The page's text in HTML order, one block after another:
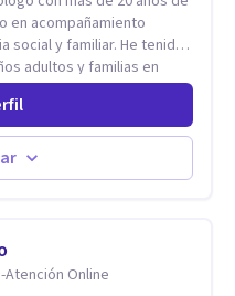
en acompañamiento
social y familiar. He tenido
adultos y familias en
un una variedad de
En la
presencial y/o virtual,
sesión lo acordamos en
Online